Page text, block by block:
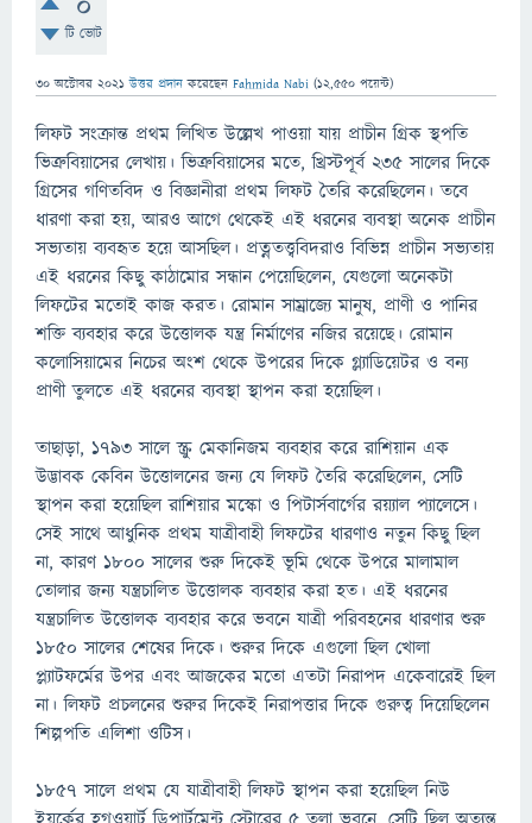
টি ভোট
30 অক্টোবর 2021 উত্তর প্রদান করেছেন Fahmida Nabi (12,550 পয়েন্ট)
লিফট সংক্রান্ত প্রথম লিখিত উল্লেখ পাওয়া যায় প্রাচীন গ্রিক স্থপতি
ভিত্রুবিয়াসের লেখায়। ভিত্রুবিয়াসের মতে, খ্রিস্টপূর্ব ২৩৫ সালের দিকে
গ্রিসের গণিতবিদ ও বিজ্ঞানীরা প্রথম লিফট তৈরি করেছিলেন। তবে
ধারণা করা হয়, আরও আগে থেকেই এই ধরনের ব্যবস্থা অনেক প্রাচীন
সভ্যতায় ব্যবহৃত হয়ে আসছিল। প্রত্নতত্ত্ববিদরাও বিভিন্ন প্রাচীন সভ্যতায়
এই ধরনের কিছু কাঠামোর সন্ধান পেয়েছিলেন, যেগুলো অনেকটা
লিফটের মতোই কাজ করত। রোমান সাম্রাজ্যে মানুষ, প্রাণী ও পানির
শক্তি ব্যবহার করে উত্তোলক যন্ত্র নির্মাণের নজির রয়েছে। রোমান
কলোসিয়ামের নিচের অংশ থেকে উপরের দিকে গ্ল্যাডিয়েটর ও বন্য
প্রাণী তুলতে এই ধরনের ব্যবস্থা স্থাপন করা হয়েছিল।
তাছাড়া, ১৭৯৩ সালে স্ক্রু মেকানিজম ব্যবহার করে রাশিয়ান এক
উদ্ভাবক কেবিন উত্তোলনের জন্য যে লিফট তৈরি করেছিলেন, সেটি
স্থাপন করা হয়েছিল রাশিয়ার মস্কো ও পিটার্সবার্গের রয়্যাল প্যালেসে।
সেই সাথে আধুনিক প্রথম যাত্রীবাহী লিফটের ধারণাও নতুন কিছু ছিল
না, কারণ ১৮০০ সালের শুরু দিকেই ভূমি থেকে উপরে মালামাল
তোলার জন্য যন্ত্রচালিত উত্তোলক ব্যবহার করা হত। এই ধরনের
যন্ত্রচালিত উত্তোলক ব্যবহার করে ভবনে যাত্রী পরিবহনের ধারণার শুরু
১৮৫০ সালের শেষের দিকে। শুরুর দিকে এগুলো ছিল খোলা
প্ল্যাটফর্মের উপর এবং আজকের মতো এতটা নিরাপদ একেবারেই ছিল
না। লিফট প্রচলনের শুরুর দিকেই নিরাপত্তার দিকে গুরুত্ব দিয়েছিলেন
শিল্পপতি এলিশা ওটিস।
১৮৫৭ সালে প্রথম যে যাত্রীবাহী লিফট স্থাপন করা হয়েছিল নিউ